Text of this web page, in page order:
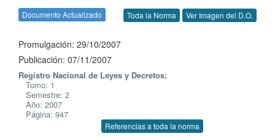
Documento Actualizado Toda la Norma Ver Imagen del D.O.
Promulgación: 29/10/2007
Publicación: 07/11/2007
Registro Nacional de Leyes y Decretos:
Tomo: 1
Semestre: 2
Año: 2007
Página: 947
Referencias a toda la norma